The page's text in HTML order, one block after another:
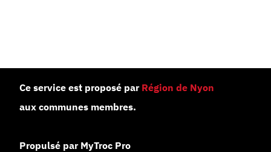
Ce service est proposé par Région de Nyon
aux communes membres.
Propulsé par MyTroc Pro